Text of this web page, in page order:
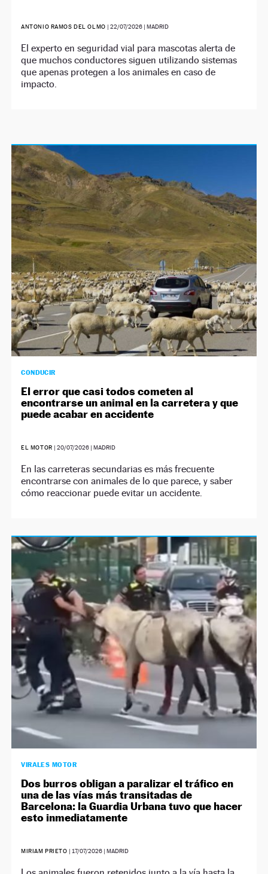
ANTONIO RAMOS DEL OLMO | 22/07/2026| MADRID
El experto en seguridad vial para mascotas alerta de
que muchos conductores siguen utilizando sistemas
que apenas protegen a los animales en caso de
impacto.
CONDUCIR
El error que casi todos cometen al
encontrarse un animal en la carretera y que
puede acabar en accidente
EL MOTOR | 20/07/2026| MADRID
En las carreteras secundarias es más frecuente
encontrarse con animales de lo que parece, y saber
cómo reaccionar puede evitar un accidente.
VIRALES MOTOR
Dos burros obligan a paralizar el tráfico en
una de las vías más transitadas de
Barcelona: la Guardia Urbana tuvo que hacer
esto inmediatamente
MIRIAM PRIETO | 17/07/2026| MADRID